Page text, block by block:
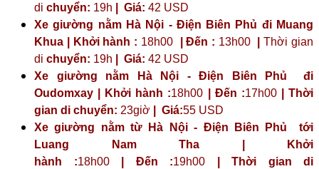
di chuyển: 19h Giá: 42 USD
Xe giường nằm Hà Nội - Điện Biên Phủ đi Muang
Khua | Khởi hành : 18h00| Đến : 13h00|Thời gian
di chuyển: 19h Giá: 42 USD
Xe giường nằm Hà Nội - Điện Biên Phủ đi
Oudomxay | Khởi hành :18h00 | Đến :17h00| Thời
gian di chuyển: 23giờ | Giá:55 USD
Xe giường nằm từ Hà Nội - Điện Biên Phủ tới
Luang Nam Tha | Khởi
hành :18h00| Đến :19h00 | Thời gian di